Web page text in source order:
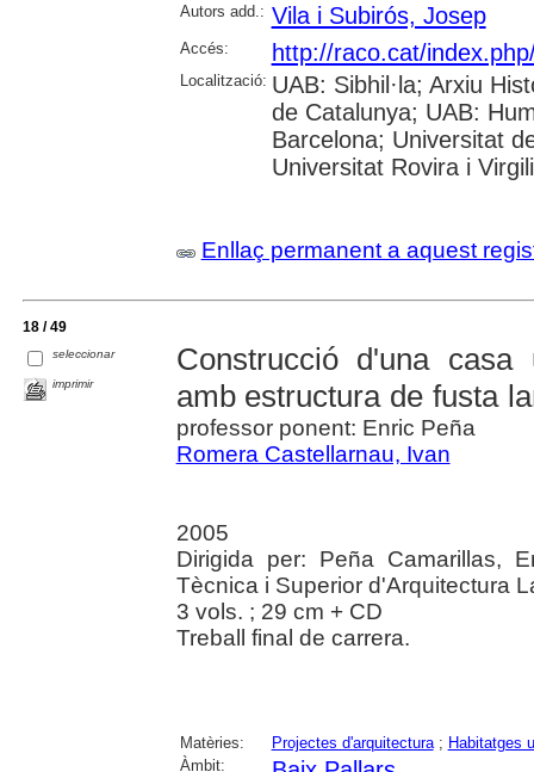
Autors add.: Vila i Subirós, Josep
Accés: http://raco.cat/
Localització: UAB: Sibhil·la; Arxiu
de Catalunya; UAB:
Barcelona; Universitat
Universitat Rovira i
Enllaç permanent a aquest
18 / 49
seleccionar
imprimir
Construcció d'una
amb estructura de fusta
professor ponent: Enric Peña
Romera Castellarnau, Ivan
2005
Dirigida per: Peña Camarillas,
Tècnica i Superior d'Arquitectura
3 vols. ; 29 cm + CD
Treball final de carrera.
Matèries: Projectes d'arquitectura; Habitatges
Àmbit: